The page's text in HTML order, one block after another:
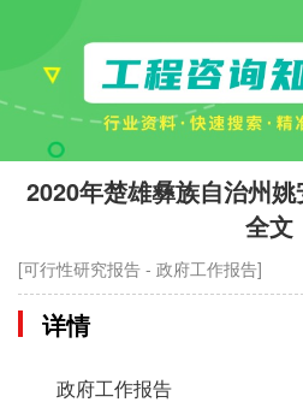
2020年楚雄彝族自治州
全文
[可行性研究报告 - 政府工作报告]
详情
政府工作报告